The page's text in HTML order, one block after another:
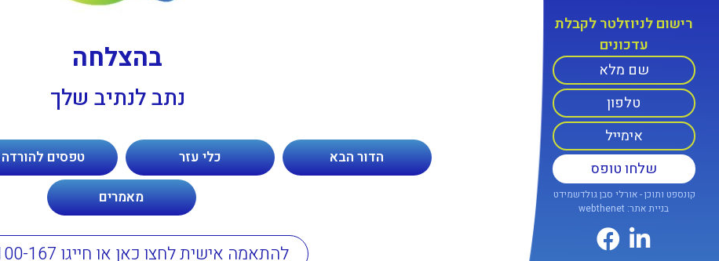
רישום לניוזלטר לקבלת
עדכונים
קונספט ותוכן - אורלי סבן גולדשמידט
בניית אתר: webthenet
בהצלחה
נתב לנתיב שלך
הדור הבא כלי עזר טפסים להורדה
מאמרים
להתאמה אישית לחצו כאן או חייגו 1-800-100-167